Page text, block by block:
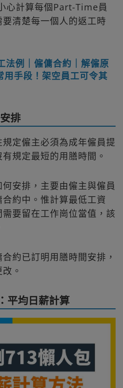
心計算每個Part-Time員
清楚每一個人的返工時
法例｜僱傭合約｜解僱原
用手段！架空員工可令其
排
規定僱主必須為成年僱員提
規定最短的用膳時間。
安排，主要由僱主與僱員
約中。惟計算最低工資
要留在工作崗位當值，該
約已訂明用膳時間安排，
。
平均日薪計算